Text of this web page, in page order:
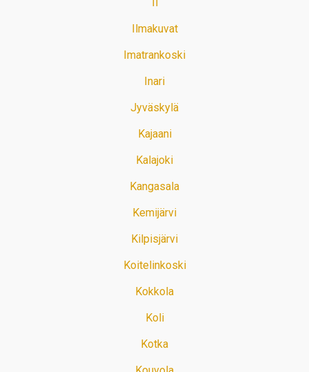
Ilmakuvat
Imatrankoski
Inari
Jyväskylä
Kajaani
Kalajoki
Kangasala
Kemijärvi
Kilpisjärvi
Koitelinkoski
Kokkola
Koli
Kotka